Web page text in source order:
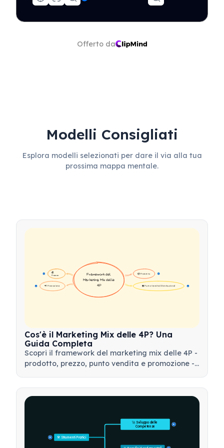
Offerto da
Modelli Consigliati
Esplora modelli selezionati per dare il via alla tua
prossima mappa mentale.
📦 Prodotto 16
💰
Prezzo
16
🏪 Punto Vendita (Distribuzione)
📢 Promozione
Framework del
Marketing Mix delle
4P
Cos'è il Marketing Mix delle 4P? Una
Guida Completa
Scopri il framework del marketing mix delle 4P -
prodotto, prezzo, punto vendita e promozione -
🛠️ Strumenti Pratici
15
🚀 Sviluppo delle
Competenze
15